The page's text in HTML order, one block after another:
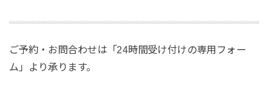
ご予約・お問合わせは「24時間受け付けの専用フォー
ム」より承ります。